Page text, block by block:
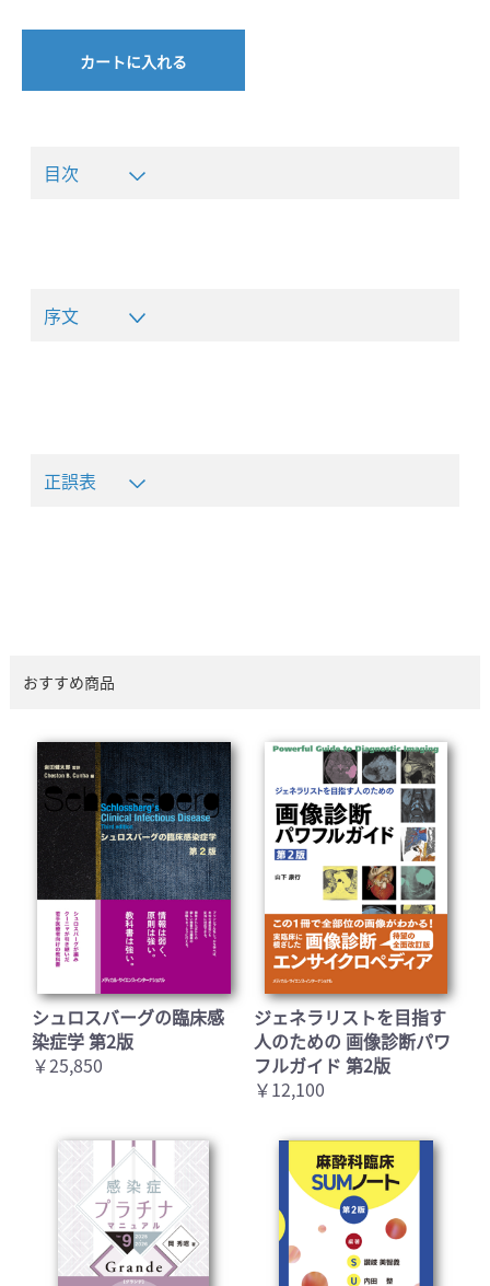
カートに入れる
目次
序文
正誤表
える.
格子の枠を肺胞隔壁, 格子の中を肺胞腔として考
える.(友仁山崎病院 髙橋雅士先生の原図をもと
に作成. 髙橋先生のご厚意による)
(誤)図9-4 二次小葉と細葉の模式図
小葉辺縁構造には胸膜, 小葉間隔壁, 小葉間肺静
脈, 小葉間気管支肺動脈の4つが含まれる. 細葉辺
縁構造としては, この小葉辺縁構造に加えて, 小
葉内細静脈と小葉内気管支肺動脈が含まれる.
(正)図9-4 二次小葉と細葉の模式図
小葉辺縁構造には胸膜, 小葉間隔壁, 小葉間肺静
縁構造としては, この小葉辺縁構造に加えて, 小
葉内細静脈と小葉内気管支肺動脈が含まれる.
は, Reid L: The Pathology of Emphysema. Lloyd-
Luke, 1967, より改変. 図中解説は, 福井大学 伊藤
春海先生のご厚意による)
おすすめ商品
シュロスバーグの臨床感
染症学 第2版
￥25,850
ジェネラリストを目指す
人のための 画像診断パワ
フルガイド 第2版
￥12,100